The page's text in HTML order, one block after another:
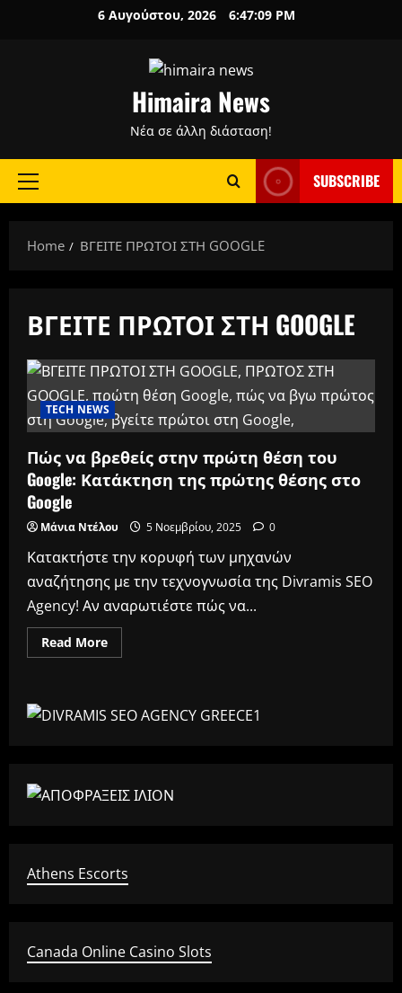
6 Αυγούστου, 2026 6:47:10 PM
Himaira News
Νέα σε άλλη διάσταση!
Primary
SUBSCRIBE
Home ΒΓΕΙΤΕ ΠΡΩΤΟΙ ΣΤΗ GOOGLE
ΒΓΕΙΤΕ ΠΡΩΤΟΙ ΣΤΗ GOOGLE
TECH NEWS
Πώς να βρεθείς στην πρώτη θέση του
Google: Κατάκτηση της πρώτης θέσης στο
Google
Μάνια Ντέλου 5 Νοεμβρίου, 2025 0
Κατακτήστε την κορυφή των μηχανών
αναζήτησης με την τεχνογνωσία της Divramis SEO
Agency! Αν αναρωτιέστε πώς να...
Read MoreRead
more
στην
της
πρώτης
Athens Escorts
Canada Online Casino Slots